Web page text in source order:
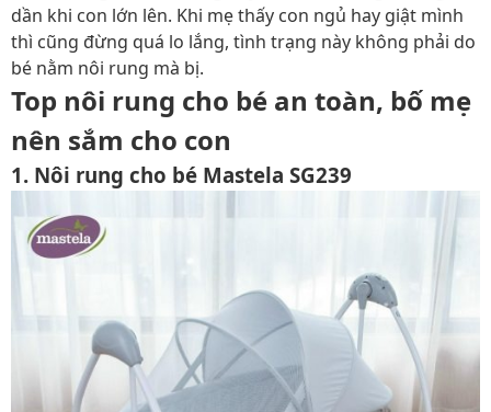
dần khi con lớn lên. Khi mẹ thấy con ngủ hay giật mình
thì cũng đừng quá lo lắng, tình trạng này không phải do
bé nằm nôi rung mà bị.
Top nôi rung cho bé an toàn, bố mẹ
nên sắm cho con
1. Nôi rung cho bé Mastela SG239